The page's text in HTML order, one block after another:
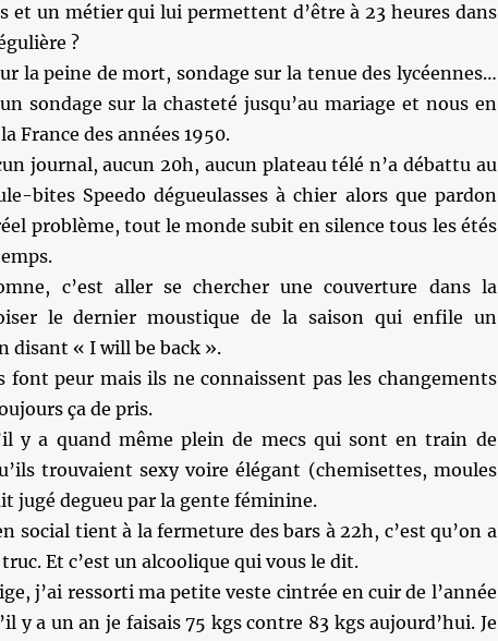
et un métier qui lui permettent d’être à 23 heures dans
?
la peine de mort, sondage sur la tenue des lycéennes…
sondage sur la chasteté jusqu’au mariage et nous en
France des années 1950.
journal, aucun 20h, aucun plateau télé n’a débattu au
bites Speedo dégueulasses à chier alors que pardon
problème, tout le monde subit en silence tous les étés
c’est aller se chercher une couverture dans la
le dernier moustique de la saison qui enfile un
disant « I will be back ».
font peur mais ils ne connaissent pas les changements
ça de pris.
y a quand même plein de mecs qui sont en train de
trouvaient sexy voire élégant (chemisettes, moules
jugé degueu par la gente féminine.
social tient à la fermeture des bars à 22h, c’est qu’on a
Et c’est un alcoolique qui vous le dit.
j’ai ressorti ma petite veste cintrée en cuir de l’année
y a un an je faisais 75 kgs contre 83 kgs aujourd’hui. Je